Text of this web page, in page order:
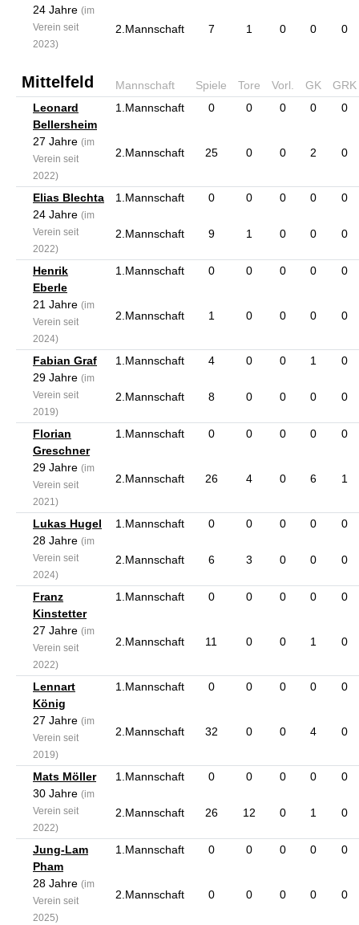
24 Jahre (im
Verein seit
2023)
2.Mannschaft 7 1 0 0 0
Mittelfeld Mannschaft Spiele Tore Vorl. GK
GRK
Leonard
Bellersheim
27 Jahre (im
Verein seit
2022)
1.Mannschaft 0 0 0 0 0
2.Mannschaft 25 0 0 2 0
Elias Blechta
24 Jahre (im
Verein seit
2022)
1.Mannschaft 0 0 0 0 0
2.Mannschaft 9 1 0 0 0
Henrik
Eberle
21 Jahre (im
Verein seit
2024)
1.Mannschaft 0 0 0 0 0
2.Mannschaft 1 0 0 0 0
Fabian Graf
29 Jahre (im
Verein seit
2019)
1.Mannschaft 4 0 0 1 0
2.Mannschaft 8 0 0 0 0
Florian
Greschner
29 Jahre (im
Verein seit
2021)
1.Mannschaft 0 0 0 0 0
2.Mannschaft 26 4 0 6 1
Lukas Hugel
28 Jahre (im
Verein seit
2024)
1.Mannschaft 0 0 0 0 0
2.Mannschaft 6 3 0 0 0
Franz
Kinstetter
27 Jahre (im
Verein seit
2022)
1.Mannschaft 0 0 0 0 0
2.Mannschaft 11 0 0 1 0
Lennart
König
27 Jahre (im
Verein seit
2019)
1.Mannschaft 0 0 0 0 0
2.Mannschaft 32 0 0 4 0
Mats Möller
30 Jahre (im
Verein seit
2022)
1.Mannschaft 0 0 0 0 0
2.Mannschaft 26 12 0 1 0
Jung-Lam
Pham
28 Jahre (im
Verein seit
2025)
1.Mannschaft 0 0 0 0 0
2.Mannschaft 0 0 0 0 0